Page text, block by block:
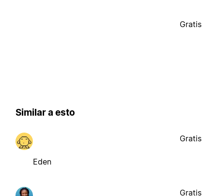
Gratis
Similar a esto
Eden
Gratis
Gratis